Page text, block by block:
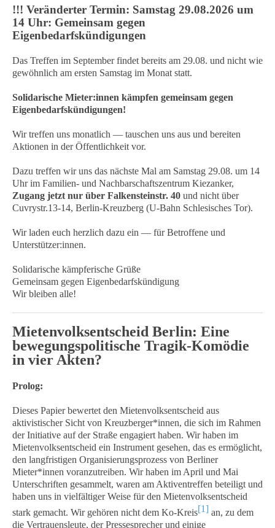
!!! Veränderter Termin: Samstag 29.08.2026 um
14 Uhr: Gemeinsam gegen
Eigenbedarfskündigungen
Das Treffen im September findet bereits am 29.08. und nicht wie
gewöhnlich am ersten Samstag im Monat statt.
Solidarische Mieter:innen kämpfen gemeinsam gegen
Eigenbedarfskündigungen!
Wir treffen uns monatlich — tauschen uns aus und bereiten
Aktionen in der Öffentlichkeit vor.
Dazu treffen wir uns das nächste Mal am Samstag 29.08. um 14
Uhr im Familien- und Nachbarschaftszentrum Kiezanker,
Zugang jetzt nur über Falkensteinstr. 40 und nicht über
Cuvrystr.13-14, Berlin-Kreuzberg (U-Bahn Schlesisches Tor).
Wir laden euch herzlich dazu ein — für Betroffene und
Unterstützer:innen.
Solidarische kämpferische Grüße
Gemeinsam gegen Eigenbedarfskündigung
Wir bleiben alle!
Mietenvolksentscheid Berlin: Eine
bewegungspolitische Tragik-Komödie
in vier Akten?
Prolog:
Dieses Papier bewertet den Mietenvolksentscheid aus
aktivistischer Sicht von Kreuzberger*innen, die sich im Rahmen
der Initiative auf der Straße engagiert haben. Wir haben im
Mietenvolksentscheid ein Instrument gesehen, das es ermöglicht,
den langfristigen Organisierungsprozess von Berliner
Mieter*innen voranzutreiben. Wir haben im April und Mai
Unterschriften gesammelt, waren am Aktiventreffen beteiligt und
haben uns in vielfältiger Weise für den Mietenvolksentscheid
stark gemacht. Wir gehören nicht dem Ko-Kreis[1] an, zu dem
die Vertrauensleute, der Pressesprecher und einige